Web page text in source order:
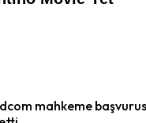
mahkeme